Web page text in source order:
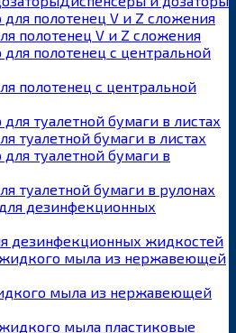
полотенец V и Z сложения
полотенец с центральной
туалетной бумаги в листах
туалетной бумаги в рулонах
дезинфекционных жидкостей
мыла из нержавеющей